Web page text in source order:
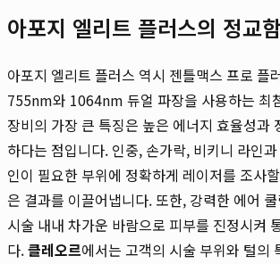
아포지 엘리트 플러스의 정교
아포지 엘리트 플러스 역시 젠틀맥스 프로 플
755nm와 1064nm 듀얼 파장을 사용하는 최
장비의 가장 큰 특징은 높은 에너지 효율성과
하다는 점입니다. 인중, 손가락, 비키니 라인
인이 필요한 부위에 정확하게 레이저를 조사
은 결과를 이끌어냅니다. 또한, 강력한 에어
시술 내내 차가운 바람으로 피부를 진정시켜
다.클레오르에서는 고객의 시술 부위와 털의